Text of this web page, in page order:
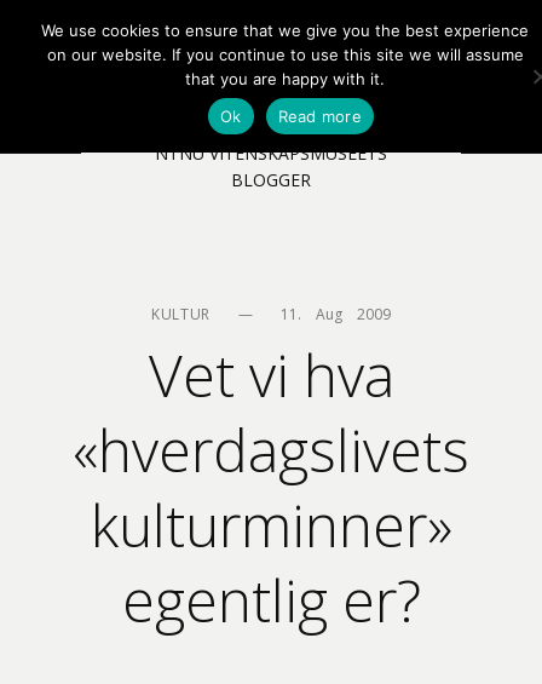
MENY EN NB
NTNU VITENSKAPSMUSEETS
BLOGGER
KULTUR — 11.    Aug    2009
Vet vi hva
«hverdagslivets
kulturminner»
egentlig er?
We use cookies to ensure that we give you the best experience
on our website. If you continue to use this site we will assume
that you are happy with it.
Ok
Read more